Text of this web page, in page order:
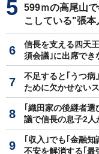
599ｍの高尾山
こしている"張本
信長を支える四天
須会議｣に出席でき
不足すると｢うつ
ために欠かせない
｢織田家の後継者
議で信長の息子2
｢収入｣でも｢金融
不安を解消する｢最